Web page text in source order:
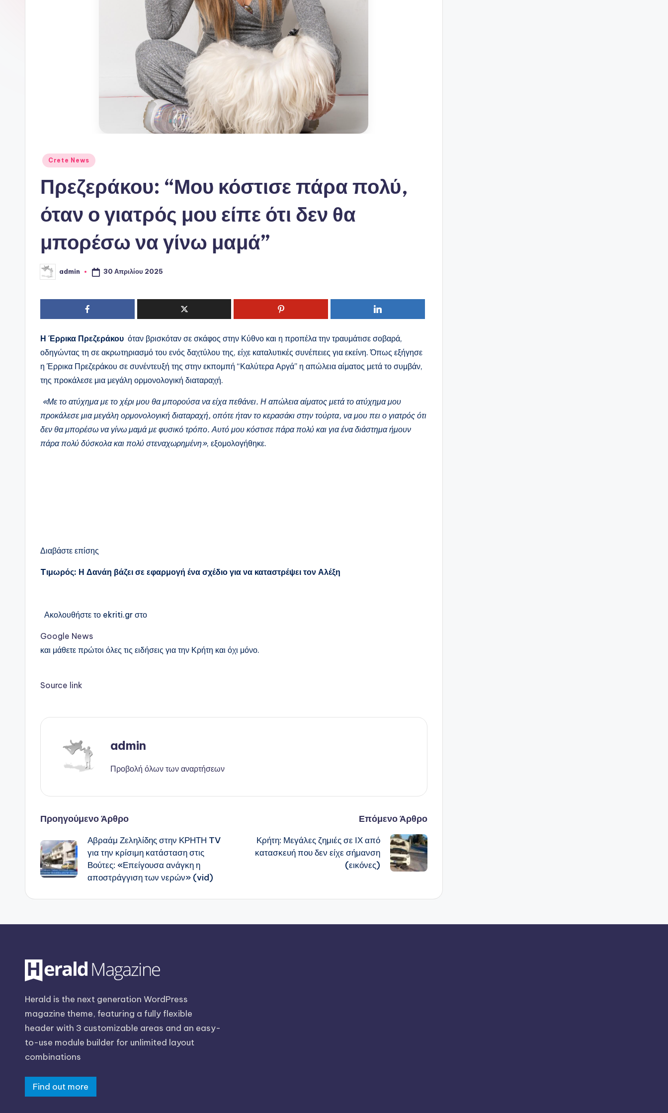
Αναρτήθηκε
Crete News
Πρεζεράκου: “Μου κόστισε πάρα πολύ,
όταν ο γιατρός μου είπε ότι δεν θα
μπορέσω να γίνω μαμά”
Συγγραφέας:
admin 30 Απριλίου 2025
Η Έρρικα Πρεζεράκου όταν βρισκόταν σε σκάφος στην Κύθνο και η προπέλα την τραυμάτισε σοβαρά,
οδηγώντας τη σε ακρωτηριασμό του ενός δαχτύλου της, είχε καταλυτικές συνέπειες για εκείνη. Όπως εξήγησε
η Έρρικα Πρεζεράκου σε συνέντευξή της στην εκπομπή “Καλύτερα Αργά” η απώλεια αίματος μετά το συμβάν,
της προκάλεσε μια μεγάλη ορμονολογική διαταραχή.
«Με το ατύχημα με το χέρι μου θα μπορούσα να είχα πεθάνει. Η απώλεια αίματος μετά το ατύχημα μου
προκάλεσε μια μεγάλη ορμονολογική διαταραχή, οπότε ήταν το κερασάκι στην τούρτα, να μου πει ο γιατρός ότι
δεν θα μπορέσω να γίνω μαμά με φυσικό τρόπο. Αυτό μου κόστισε πάρα πολύ και για ένα διάστημα ήμουν
πάρα πολύ δύσκολα και πολύ στεναχωρημένη», εξομολογήθηκε.
Διαβάστε επίσης
Tιμωρός: Η Δανάη βάζει σε εφαρμογή ένα σχέδιο για να καταστρέψει τον Αλέξη
Ακολουθήστε το ekriti.gr στο
Google News
και μάθετε πρώτοι όλες τις ειδήσεις για την Κρήτη και όχι μόνο.
Source link
admin
Προβολή όλων των αναρτήσεων
Πλοήγηση
δημοσιεύσεων
Προηγούμενο Άρθρο
Αβραάμ Ζεληλίδης στην ΚΡΗΤΗ TV
για την κρίσιμη κατάσταση στις
Βούτες: «Επείγουσα ανάγκη η
αποστράγγιση των νερών» (vid)
Επόμενο Άρθρο
Κρήτη: Μεγάλες ζημιές σε ΙΧ από
κατασκευή που δεν είχε σήμανση
(εικόνες)
Herald is the next generation WordPress
magazine theme, featuring a fully flexible
header with 3 customizable areas and an easy-
to-use module builder for unlimited layout
combinations
Find out more